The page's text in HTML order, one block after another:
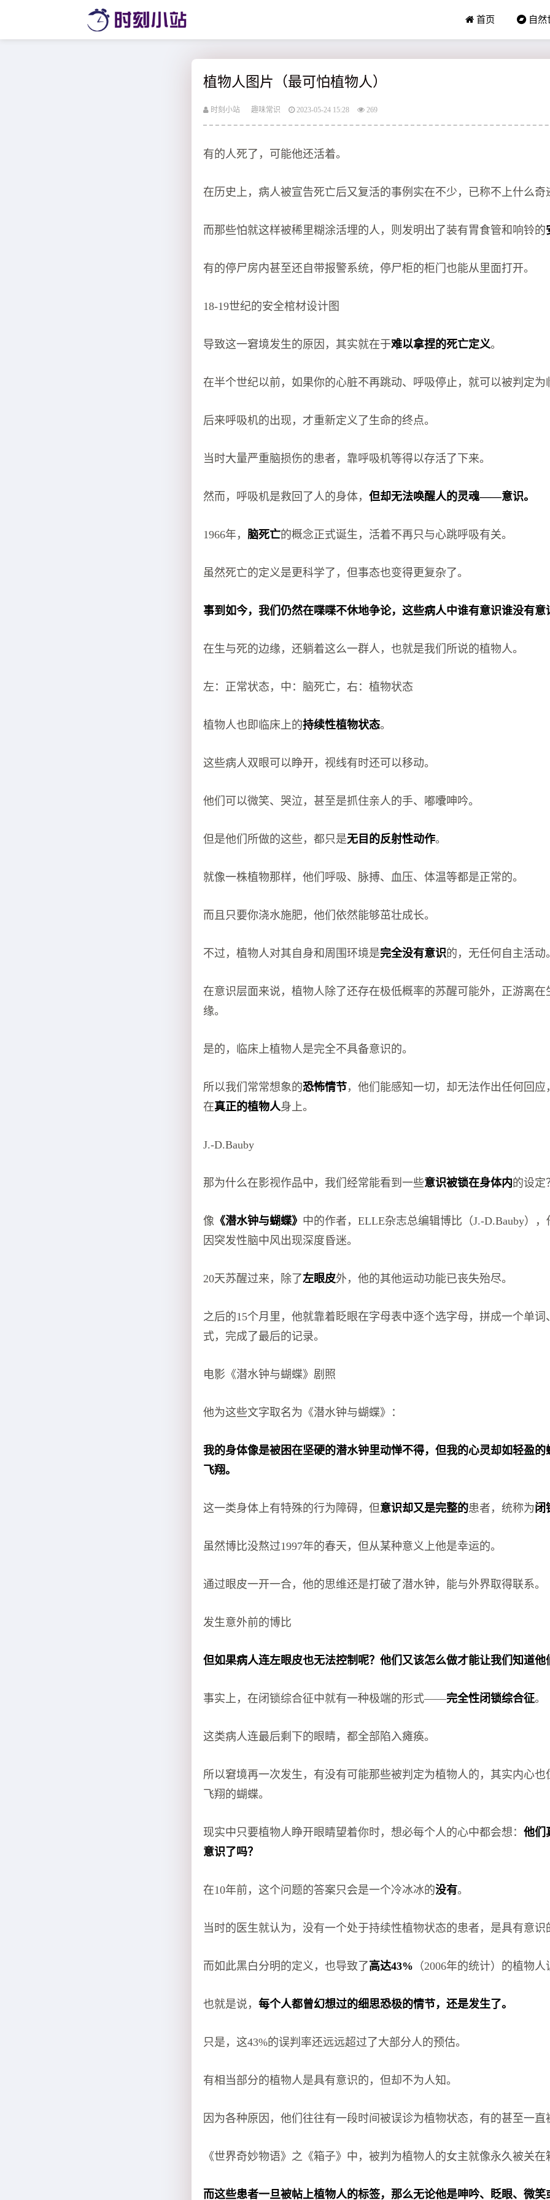
首页 自然
植物人图片（最可怕植物人）
时刻小站 趣味常识 2023-05-24 15:28 269
有的人死了，可能他还活着。
在历史上，病人被宣告死亡后又复活的事例实在不少，已称不上什么奇
而那些怕就这样被稀里糊涂活埋的人，则发明出了装有胃食管和响铃的
有的停尸房内甚至还自带报警系统，停尸柜的柜门也能从里面打开。
18-19世纪的安全棺材设计图
导致这一窘境发生的原因，其实就在于难以拿捏的死亡定义。
在半个世纪以前，如果你的心脏不再跳动、呼吸停止，就可以被判定为
后来呼吸机的出现，才重新定义了生命的终点。
当时大量严重脑损伤的患者，靠呼吸机等得以存活了下来。
然而，呼吸机是救回了人的身体，但却无法唤醒人的灵魂——意识。
1966年， 脑死亡的概念正式诞生，活着不再只与心跳呼吸有关。
虽然死亡的定义是更科学了，但事态也变得更复杂了。
事到如今，我们仍然在喋喋不休地争论，这些病人中谁有意识谁没有意
在生与死的边缘，还躺着这么一群人，也就是我们所说的植物人。
左：正常状态，中：脑死亡，右：植物状态
植物人也即临床上的持续性植物状态。
这些病人双眼可以睁开，视线有时还可以移动。
他们可以微笑、哭泣，甚至是抓住亲人的手、嘟囔呻吟。
但是他们所做的这些，都只是无目的反射性动作。
就像一株植物那样，他们呼吸、脉搏、血压、体温等都是正常的。
而且只要你浇水施肥，他们依然能够茁壮成长。
不过，植物人对其自身和周围环境是完全没有意识的，无任何自主活动
在意识层面来说，植物人除了还存在极低概率的苏醒可能外，正游离在
缘。
是的，临床上植物人是完全不具备意识的。
所以我们常常想象的恐怖情节，他们能感知一切，却无法作出任何回应
在真正的植物人身上。
J.-D.Bauby
那为什么在影视作品中，我们经常能看到一些意识被锁在身体内 的设定
像 《潜水钟与蝴蝶》 中的作者，ELLE杂志总编辑博比（J.-D.Bauby），
因突发性脑中风出现深度昏迷。
20天苏醒过来，除了左眼皮外，他的其他运动功能已丧失殆尽。
之后的15个月里，他就靠着眨眼在字母表中逐个选字母，拼成一个单词
式，完成了最后的记录。
电影《潜水钟与蝴蝶》剧照
他为这些文字取名为《潜水钟与蝴蝶》：
我的身体像是被困在坚硬的潜水钟里动惮不得，但我的心灵却如轻盈的
飞翔。
这一类身体上有特殊的行为障碍，但意识却又是完整的患者，统称为闭
虽然博比没熬过1997年的春天，但从某种意义上他是幸运的。
通过眼皮一开一合，他的思维还是打破了潜水钟，能与外界取得联系。
发生意外前的博比
但如果病人连左眼皮也无法控制呢？他们又该怎么做才能让我们知道他
事实上，在闭锁综合征中就有一种极端的形式——完全性闭锁综合征。
这类病人连最后剩下的眼睛，都全部陷入瘫痪。
所以窘境再一次发生，有没有可能那些被判定为植物人的，其实内心也
飞翔的蝴蝶。
现实中只要植物人睁开眼睛望着你时，想必每个人的心中都会想：他们
意识了吗？
在10年前，这个问题的答案只会是一个冷冰冰的没有。
当时的医生就认为，没有一个处于持续性植物状态的患者，是具有意识
而如此黑白分明的定义，也导致了高达43% （2006年的统计）的植物
也就是说，每个人都曾幻想过的细思恐极的情节，还是发生了。
只是，这43%的误判率还远远超过了大部分人的预估。
有相当部分的植物人是具有意识的，但却不为人知。
因为各种原因，他们往往有一段时间被误诊为植物状态，有的甚至一直
《世界奇妙物语》之《箱子》中，被判为植物人的女主就像永久被关在
而这些患者一旦被帖上植物人的标签，那么无论他是呻吟、眨眼、微笑